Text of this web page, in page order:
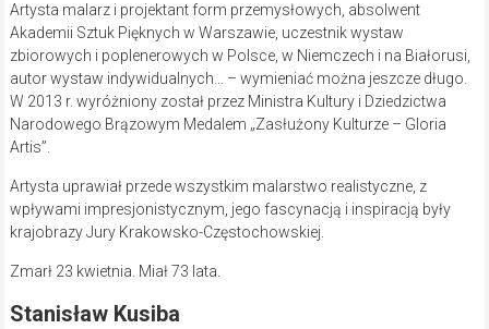
Artysta malarz i projektant form przemysłowych, absolwent
Akademii Sztuk Pięknych w Warszawie, uczestnik wystaw
zbiorowych i poplenerowych w Polsce, w Niemczech i na Białorusi,
autor wystaw indywidualnych… – wymieniać można jeszcze długo.
W 2013 r. wyróżniony został przez Ministra Kultury i Dziedzictwa
Narodowego Brązowym Medalem „Zasłużony Kulturze – Gloria
Artis”.
Artysta uprawiał przede wszystkim malarstwo realistyczne, z
wpływami impresjonistycznym, jego fascynacją i inspiracją były
krajobrazy Jury Krakowsko-Częstochowskiej.
Zmarł 23 kwietnia. Miał 73 lata.
Stanisław Kusiba